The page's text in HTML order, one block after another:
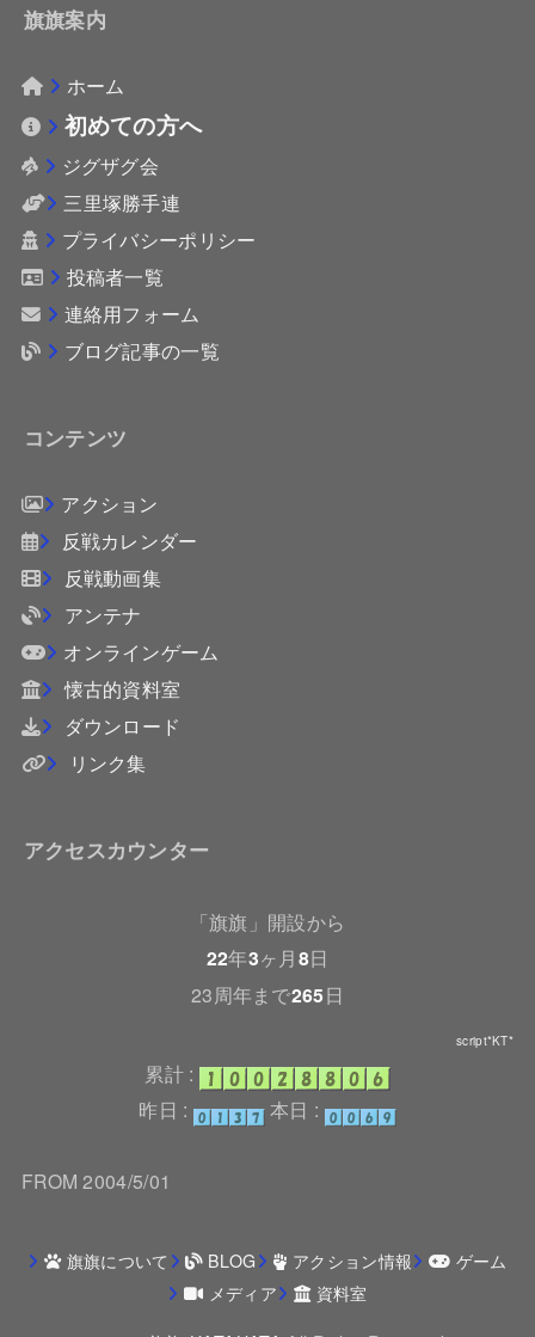
旗旗案内
ホーム
初めての方へ
ジグザグ会
三里塚勝手連
プライバシーポリシー
投稿者一覧
連絡用フォーム
ブログ記事の一覧
コンテンツ
アクション
反戦カレンダー
反戦動画集
アンテナ
オンラインゲーム
懐古的資料室
ダウンロード
リンク集
アクセスカウンター
「旗旗」開設から
22年3ヶ月8日
23周年まで265日
script*KT*
累計 :
昨日 :
本日 :
FROM 2004/5/01
旗旗について BLOG アクション情報
ゲーム
メディア
資料室